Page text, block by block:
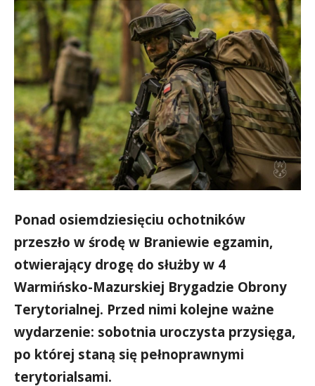
Ponad osiemdziesięciu ochotników
przeszło w środę w Braniewie egzamin,
otwierający drogę do służby w 4
Warmińsko-Mazurskiej Brygadzie Obrony
Terytorialnej. Przed nimi kolejne ważne
wydarzenie: sobotnia uroczysta przysięga,
po której staną się pełnoprawnymi
terytorialsami.